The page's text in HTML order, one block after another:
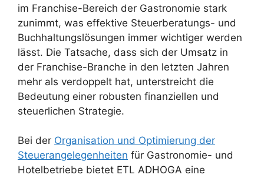
im Franchise-Bereich der Gastronomie stark
zunimmt, was effektive Steuerberatungs- und
Buchhaltungslösungen immer wichtiger werden
lässt. Die Tatsache, dass sich der Umsatz in
der Franchise-Branche in den letzten Jahren
mehr als verdoppelt hat, unterstreicht die
Bedeutung einer robusten finanziellen und
steuerlichen Strategie.
Bei der Organisation und Optimierung der
Steuerangelegenheiten für Gastronomie- und
Hotelbetriebe bietet ETL ADHOGA eine